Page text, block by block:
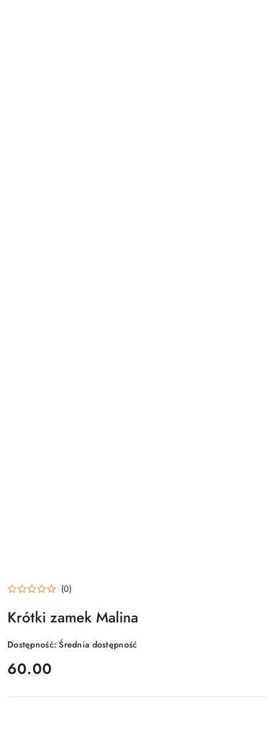
(0)
Krótki zamek Malina
Dostępność:Średnia dostępność
cena:
60.00